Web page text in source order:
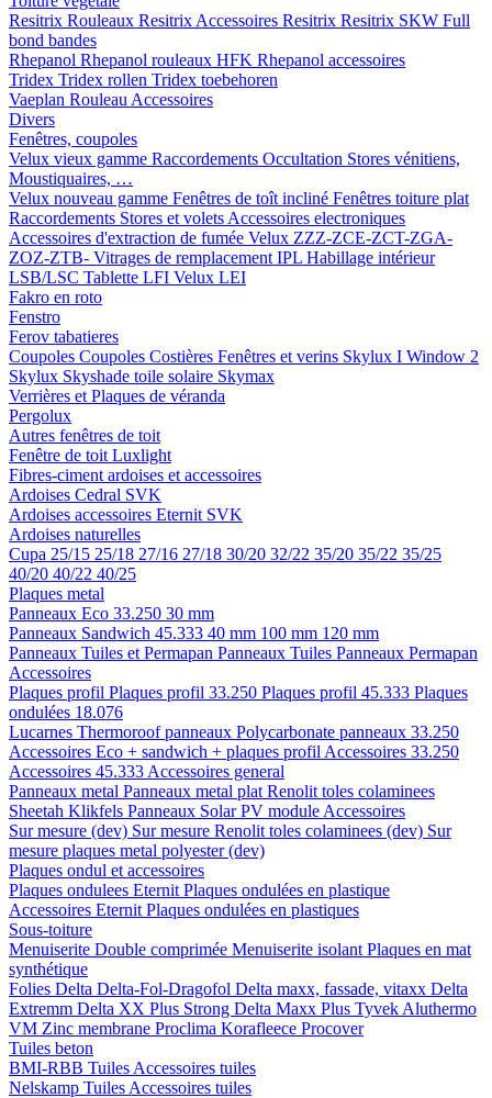
Resitrix Rouleaux Resitrix Accessoires Resitrix Resitrix SKW Full
bond bandes
Rhepanol Rhepanol rouleaux HFK Rhepanol accessoires
Tridex Tridex rollen Tridex toebehoren
Vaeplan Rouleau Accessoires
Divers
Fenêtres, coupoles
Velux vieux gamme Raccordements Occultation Stores vénitiens,
Moustiquaires, …
Velux nouveau gamme Fenêtres de toît incliné Fenêtres toiture plat
Raccordements Stores et volets Accessoires electroniques
Accessoires d'extraction de fumée Velux ZZZ-ZCE-ZCT-ZGA-
ZOZ-ZTB- Vitrages de remplacement IPL Habillage intérieur
LSB/LSC Tablette LFI Velux LEI
Fakro en roto
Fenstro
Ferov tabatieres
Coupoles Coupoles Costières Fenêtres et verins Skylux I Window 2
Skylux Skyshade toile solaire Skymax
Verrières et Plaques de véranda
Pergolux
Autres fenêtres de toit
Fenêtre de toit Luxlight
Fibres-ciment ardoises et accessoires
Ardoises Cedral SVK
Ardoises accessoires Eternit SVK
Ardoises naturelles
Cupa 25/15 25/18 27/16 27/18 30/20 32/22 35/20 35/22 35/25
40/20 40/22 40/25
Plaques metal
Panneaux Eco 33.250 30 mm
Panneaux Sandwich 45.333 40 mm 100 mm 120 mm
Panneaux Tuiles et Permapan Panneaux Tuiles Panneaux Permapan
Accessoires
Plaques profil Plaques profil 33.250 Plaques profil 45.333 Plaques
ondulées 18.076
Lucarnes Thermoroof panneaux Polycarbonate panneaux 33.250
Accessoires Eco + sandwich + plaques profil Accessoires 33.250
Accessoires 45.333 Accessoires general
Panneaux metal Panneaux metal plat Renolit toles colaminees
Sheetah Klikfels Panneaux Solar PV module Accessoires
Sur mesure (dev) Sur mesure Renolit toles colaminees (dev) Sur
mesure plaques metal polyester (dev)
Plaques ondul et accessoires
Plaques ondulees Eternit Plaques ondulées en plastique
Accessoires Eternit Plaques ondulées en plastiques
Sous-toiture
Menuiserite Double comprimée Menuiserite isolant Plaques en mat
synthétique
Folies Delta Delta-Fol-Dragofol Delta maxx, fassade, vitaxx Delta
Extremm Delta XX Plus Strong Delta Maxx Plus Tyvek Aluthermo
VM Zinc membrane Proclima Korafleece Procover
Tuiles beton
BMI-RBB Tuiles Accessoires tuiles
Nelskamp Tuiles Accessoires tuiles